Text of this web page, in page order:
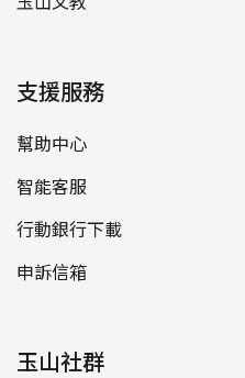
支援服務
幫助中心
智能客服
行動銀行下載
申訴信箱
玉山社群